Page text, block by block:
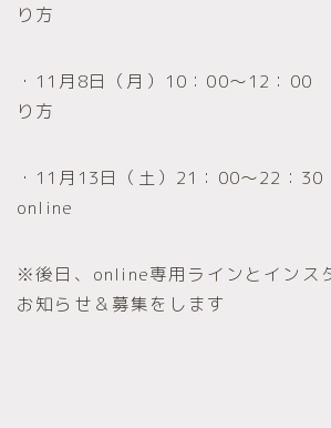
り方
・11月8日（月）10：00～12：00
り方
・11月13日（土）21：00～22：
online
※後日、online専用ラインとインス
お知らせ＆募集をします